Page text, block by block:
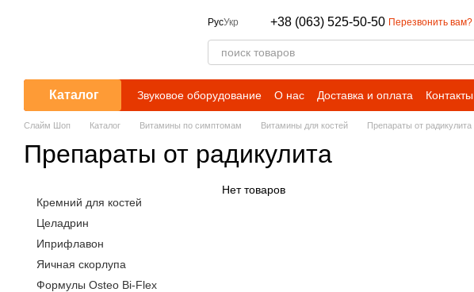
РусУкр +38 (063) 525-50-50 Перезвонить вам?
Каталог Звуковое оборудование О нас Доставка и оплата Контакты
Слайм Шоп Каталог Витамины по симптомам Витамины для костей Препараты от радикулита
Препараты от радикулита
Нет товаров
Кремний для костей
Целадрин
Иприфлавон
Яичная скорлупа
Формулы Osteo Bi-Flex